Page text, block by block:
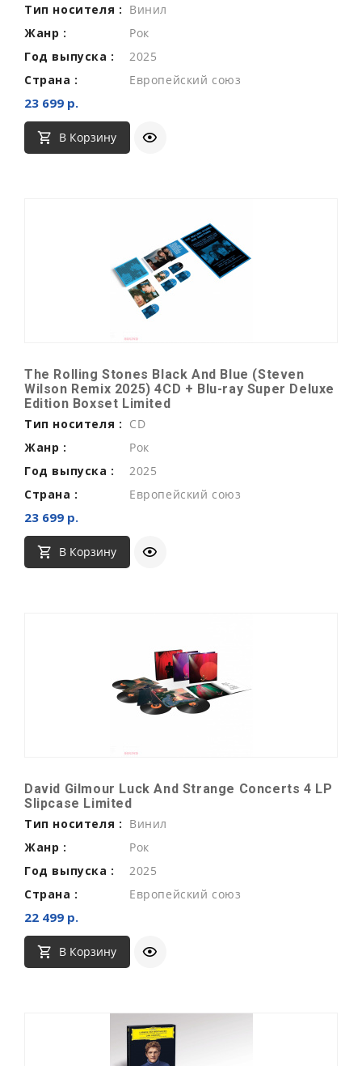
Тип носителя : Винил
Жанр :
Рок
Год выпуска :
2025
Страна :
Европейский союз
23 699 р.
В Корзину
The Rolling Stones Black And Blue (Steven
Wilson Remix 2025) 4CD + Blu-ray Super Deluxe
Edition Boxset Limited
Тип носителя : CD
Жанр :
Рок
Год выпуска :
2025
Страна :
Европейский союз
23 699 р.
В Корзину
David Gilmour Luck And Strange Concerts 4 LP
Slipcase Limited
Тип носителя : Винил
Жанр :
Рок
Год выпуска :
2025
Страна :
Европейский союз
22 499 р.
В Корзину